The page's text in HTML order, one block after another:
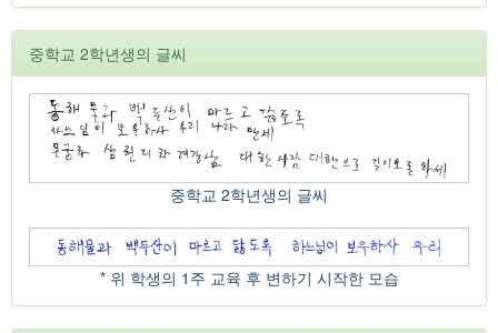
중학교 2학년생의 글씨
중학교 2학년생의 글씨
* 위 학생의 1주 교육 후 변하기 시작한 모습